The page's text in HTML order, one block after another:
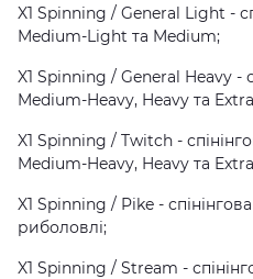
X1 Spinning / General Light -
Medium-Light та Medium;
X1 Spinning / General Heavy -
Medium-Heavy, Heavy та
X1 Spinning / Twitch -
Medium-Heavy, Heavy та
X1 Spinning / Pike -
риболовлі;
X1 Spinning / Stream -